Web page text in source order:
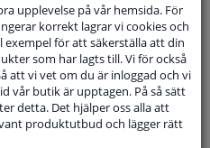
upplevelse på vår hemsida. För
korrekt lagrar vi cookies och
för att säkerställa att din
som har lagts till. Vi för också
att vi vet om du är inloggad och vi
vår butik är upptagen. På så sätt
detta. Det hjälper oss alla att
produktutbud och lägger rätt